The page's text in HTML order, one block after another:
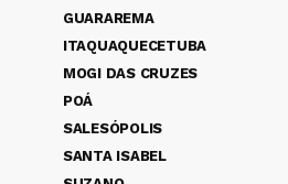
GUARAREMA
ITAQUAQUECETUBA
MOGI DAS CRUZES
POÁ
SALESÓPOLIS
SANTA ISABEL